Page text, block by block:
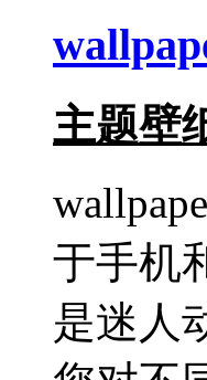
主题壁
于手机
是迷人